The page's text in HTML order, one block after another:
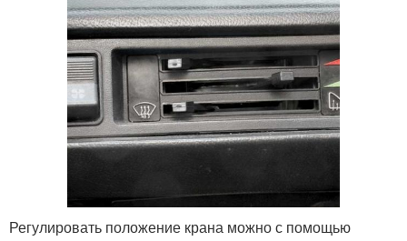
Регулировать положение крана можно с помощью